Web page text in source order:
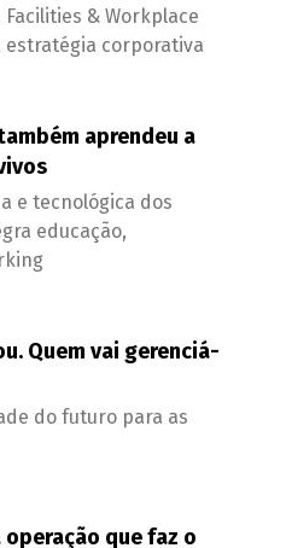
& Workplace
corporativa
aprendeu a
e tecnológica dos
educação,
Quem vai gerenciá-
do futuro para as
que faz o